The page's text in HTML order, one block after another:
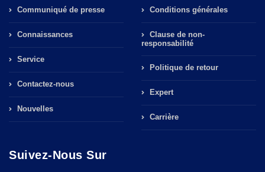
Communiqué de presse
Connaissances
Service
Contactez-nous
Nouvelles
Conditions générales
Clause de non-
responsabilité
Politique de retour
Expert
Carrière
Suivez-Nous Sur